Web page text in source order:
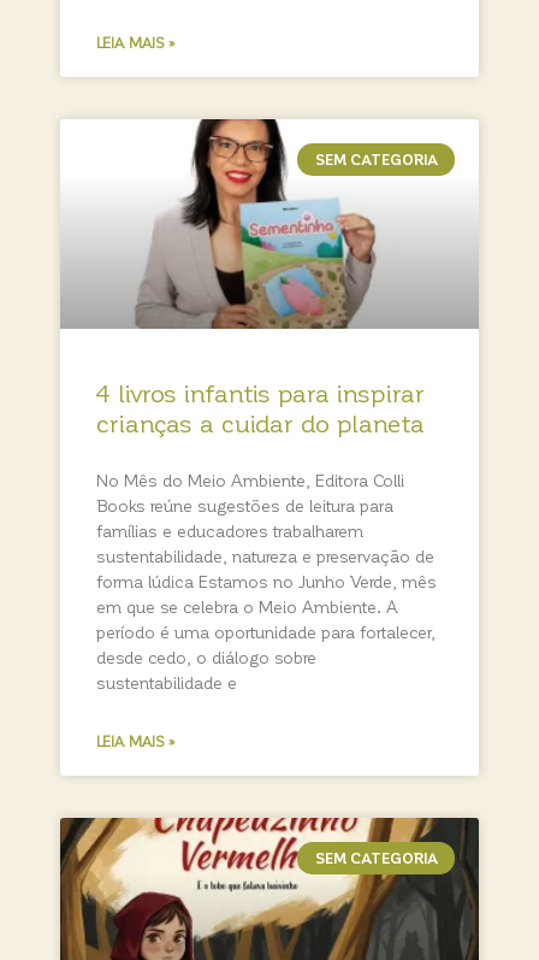
LEIA MAIS »
SEM CATEGORIA
4 livros infantis para inspirar
crianças a cuidar do planeta
No Mês do Meio Ambiente, Editora Colli
Books reúne sugestões de leitura para
famílias e educadores trabalharem
sustentabilidade, natureza e preservação de
forma lúdica Estamos no Junho Verde, mês
em que se celebra o Meio Ambiente. A
período é uma oportunidade para fortalecer,
desde cedo, o diálogo sobre
sustentabilidade e
LEIA MAIS »
SEM CATEGORIA